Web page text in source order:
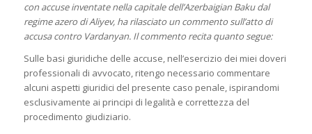
con accuse inventate nella capitale dell’Azerbaigian Baku dal
regime azero di Aliyev, ha rilasciato un commento sull’atto di
accusa contro Vardanyan. Il commento recita quanto segue:
Sulle basi giuridiche delle accuse, nell’esercizio dei miei doveri
professionali di avvocato, ritengo necessario commentare
alcuni aspetti giuridici del presente caso penale, ispirandomi
esclusivamente ai principi di legalità e correttezza del
procedimento giudiziario.